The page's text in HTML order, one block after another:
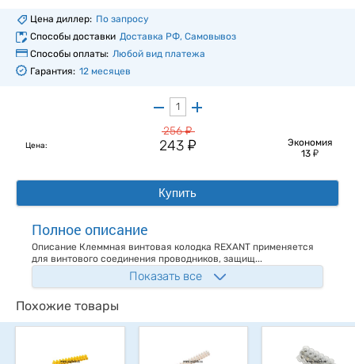
Цена диллер: По запросу
Способы доставки Доставка РФ, Самовывоз
Способы оплаты: Любой вид платежа
Гарантия: 12 месяцев
Цена:
256у
243 у
Экономия
13у
Купить
Полное описание
Описание Клеммная винтовая колодка REXANT применяется
для винтового соединения проводников, защищ...
Показать все
Похожие товары